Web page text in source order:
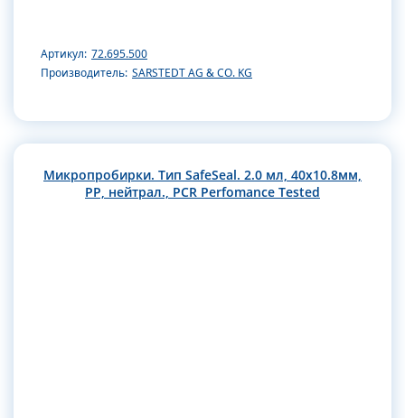
Артикул: 72.695.500
Производитель: SARSTEDT AG & CO. KG
Микропробирки. Тип SafeSeal. 2.0 мл, 40х10.8мм,
РР, нейтрал., PCR Perfomance Tested